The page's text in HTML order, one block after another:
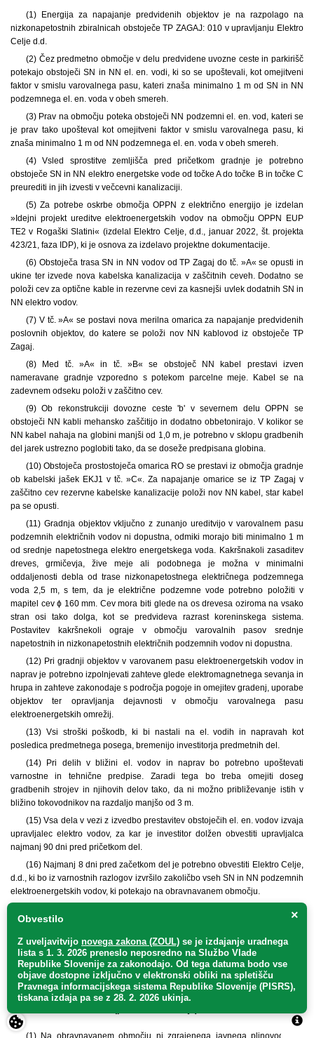
(1) Energija za napajanje predvidenih objektov je na razpolago na
nizkonapetostnih zbiralnicah obstoječe TP ZAGAJ: 010 v upravljanju Elektro
Celje d.d.
(2) Čez predmetno območje v delu predvidene uvozne ceste in parkirišč
potekajo obstoječi SN in NN el. en. vodi, ki so se upoštevali, kot omejitveni
faktor v smislu varovalnega pasu, kateri znaša minimalno 1 m od SN in NN
podzemnega el. en. voda v obeh smereh.
(3) Prav na območju poteka obstoječi NN podzemni el. en. vod, kateri se
je prav tako upošteval kot omejitveni faktor v smislu varovalnega pasu, ki
znaša minimalno 1 m od NN podzemnega el. en. voda v obeh smereh.
(4) Vsled sprostitve zemljišča pred pričetkom gradnje je potrebno
obstoječe SN in NN elektro energetske vode od točke A do točke B in točke C
preurediti in jih izvesti v večcevni kanalizaciji.
(5) Za potrebe oskrbe območja OPPN z električno energijo je izdelan
»Idejni projekt ureditve elektroenergetskih vodov na območju OPPN EUP
TE2 v Rogaški Slatini« (izdelal Elektro Celje, d.d., januar 2022, št. projekta
423/21, faza IDP), ki je osnova za izdelavo projektne dokumentacije.
(6) Obstoječa trasa SN in NN vodov od TP Zagaj do tč. »A« se opusti in
ukine ter izvede nova kabelska kanalizacija v zaščitnih ceveh. Dodatno se
položi cev za optične kable in rezervne cevi za kasnejši uvlek dodatnih SN in
NN elektro vodov.
(7) V tč. »A« se postavi nova merilna omarica za napajanje predvidenih
poslovnih objektov, do katere se položi nov NN kablovod iz obstoječe TP
Zagaj.
(8) Med tč. »A« in tč. »B« se obstoječ NN kabel prestavi izven
nameravane gradnje vzporedno s potekom parcelne meje. Kabel se na
zadevnem odseku položi v zaščitno cev.
(9) Ob rekonstrukciji dovozne ceste 'b' v severnem delu OPPN se
obstoječi NN kabli mehansko zaščitijo in dodatno obbetonirajo. V kolikor se
NN kabel nahaja na globini manjši od 1,0 m, je potrebno v sklopu gradbenih
del jarek ustrezno poglobiti tako, da se doseže predpisana globina.
(10) Obstoječa prostostoječa omarica RO se prestavi iz območja gradnje
ob kabelski jašek EKJ1 v tč. »C«. Za napajanje omarice se iz TP Zagaj v
zaščitno cev rezervne kabelske kanalizacije položi nov NN kabel, star kabel
pa se opusti.
(11) Gradnja objektov vključno z zunanjo ureditvijo v varovalnem pasu
podzemnih električnih vodov ni dopustna, odmiki morajo biti minimalno 1 m
od srednje napetostnega elektro energetskega voda. Kakršnakoli zasaditev
dreves, grmičevja, žive meje ali podobnega je možna v minimalni
oddaljenosti debla od trase nizkonapetostnega električnega podzemnega
voda 2,5 m, s tem, da je električne podzemne vode potrebno položiti v
mapitel cev ɸ 160 mm. Cev mora biti glede na os drevesa oziroma na vsako
stran osi tako dolga, kot se predvideva razrast koreninskega sistema.
Postavitev kakršnekoli ograje v območju varovalnih pasov srednje
napetostnih in nizkonapetostnih električnih podzemnih vodov ni dopustna.
(12) Pri gradnji objektov v varovanem pasu elektroenergetskih vodov in
naprav je potrebno izpolnjevati zahteve glede elektromagnetnega sevanja in
hrupa in zahteve zakonodaje s področja pogoje in omejitev gradenj, uporabe
objektov ter opravljanja dejavnosti v območju varovalnega pasu
elektroenergetskih omrežij.
(13) Vsi stroški poškodb, ki bi nastali na el. vodih in napravah kot
posledica predmetnega posega, bremenijo investitorja predmetnih del.
(14) Pri delih v bližini el. vodov in naprav bo potrebno upoštevati
varnostne in tehnične predpise. Zaradi tega bo treba omejiti doseg
gradbenih strojev in njihovih delov tako, da ni možno približevanje istih v
bližino tokovodnikov na razdaljo manjšo od 3 m.
(15) Vsa dela v vezi z izvedbo prestavitev obstoječih el. en. vodov izvaja
upravljalec elektro vodov, za kar je investitor dolžen obvestiti upravljalca
najmanj 90 dni pred pričetkom del.
(16) Najmanj 8 dni pred začetkom del je potrebno obvestiti Elektro Celje,
d.d., ki bo iz varnostnih razlogov izvršilo zakoličbo vseh SN in NN podzemnih
elektroenergetskih vodov, ki potekajo na obravnavanem območju.
dovoljenj za predvidene objekte si mora investitor pridobiti od Elektra Celje,
d.d., projektne pogoje in soglasja k projektu. Pred priključitvijo objektov na
distribucijsko omrežje si mora investitor pridobiti soglasje za priključitev na
distribucijsko omrežje.
22. člen
(1) Na obravnavanem območju ni zgrajenega javnega plinovodnega
×
Obvestilo
Z uveljavitvijo novega zakona (ZOUL) se je izdajanje uradnega
lista s 1. 3. 2026 preneslo neposredno na Službo Vlade
Republike Slovenije za zakonodajo. Od tega datuma bodo vse
objave dostopne izključno v elektronski obliki na spletišču
Pravnega informacijskega sistema Republike Slovenije (PISRS),
tiskana izdaja pa se z 28. 2. 2026 ukinja.